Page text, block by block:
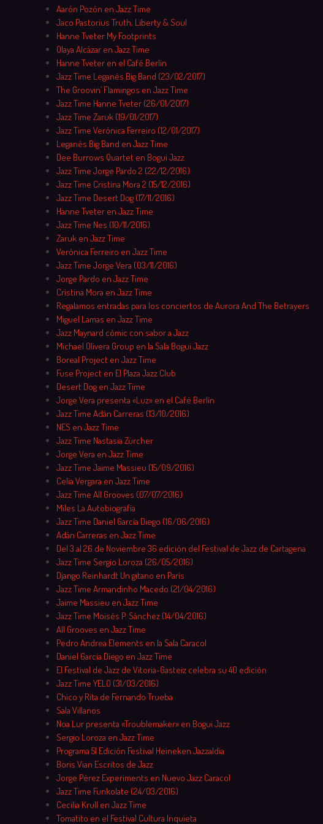
Aarón Pozón en Jazz Time
Jaco Pastorius Truth, Liberty & Soul
Hanne Tveter My Footprints
Olaya Alcázar en Jazz Time
Hanne Tveter en el Café Berlín
Jazz Time Leganés Big Band (23/02/2017)
The Groovin’ Flamingos en Jazz Time
Jazz Time Hanne Tveter (26/01/2017)
Jazz Time Zaruk (19/01/2017)
Jazz Time Verónica Ferreiro (12/01/2017)
Leganés Big Band en Jazz Time
Dee Burrows Quartet en Bogui Jazz
Jazz Time Jorge Pardo 2 (22/12/2016)
Jazz Time Cristina Mora 2 (15/12/2016)
Jazz Time Desert Dog (17/11/2016)
Hanne Tveter en Jazz Time
Jazz Time Nes (10/11/2016)
Zaruk en Jazz Time
Verónica Ferreiro en Jazz Time
Jazz Time Jorge Vera (03/11/2016)
Jorge Pardo en Jazz Time
Cristina Mora en Jazz Time
Regalamos entradas para los conciertos de Aurora And The Betrayers
Miguel Lamas en Jazz Time
Jazz Maynard cómic con sabor a Jazz
Michael Olivera Group en la Sala Bogui Jazz
Boreal Project en Jazz Time
Fuse Project en El Plaza Jazz Club
Desert Dog en Jazz Time
Jorge Vera presenta «Luz» en el Café Berlín
Jazz Time Adán Carreras (13/10/2016)
NES en Jazz Time
Jazz Time Nastasia Zürcher
Jorge Vera en Jazz Time
Jazz Time Jaime Massieu (15/09/2016)
Celia Vergara en Jazz Time
Jazz Time All Grooves (07/07/2016)
Miles La Autobiografía
Jazz Time Daniel García Diego (16/06/2016)
Adán Carreras en Jazz Time
Del 3 al 26 de Noviembre 36 edición del Festival de Jazz de Cartagena
Jazz Time Sergio Loroza (26/05/2016)
Django Reinhardt Un gitano en París
Jazz Time Armandinho Macedo (21/04/2016)
Jaime Massieu en Jazz Time
Jazz Time Moisés P. Sánchez (14/04/2016)
All Grooves en Jazz Time
Pedro Andrea Elements en la Sala Caracol
Daniel García Diego en Jazz Time
El Festival de Jazz de Vitoria-Gasteiz celebra su 40 edición
Jazz Time YELO (31/03/2016)
Chico y Rita de Fernando Trueba
Sala Villanos
Noa Lur presenta «Troublemaker» en Bogui Jazz
Sergio Loroza en Jazz Time
Programa 51 Edición Festival Heineken Jazzaldia
Boris Vian Escritos de Jazz
Jorge Pérez Experiments en Nuevo Jazz Caracol
Jazz Time Funkolate (24/03/2016)
Cecilia Krull en Jazz Time
Tomatito en el Festival Cultura Inquieta